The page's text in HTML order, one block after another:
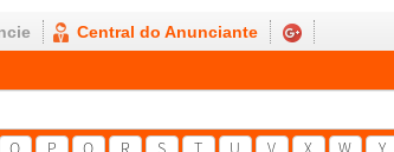
Central do Anunciante